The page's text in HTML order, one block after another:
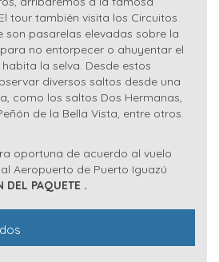
tour también visita los Circuitos
son pasarelas elevadas sobre la
no entorpecer o ahuyentar el
la selva. Desde estos
diversos saltos desde una
como los saltos Dos Hermanas,
de la Bella Vista, entre otros.
oportuna de acuerdo al vuelo
Aeropuerto de Puerto Iguazú
DEL PAQUETE .